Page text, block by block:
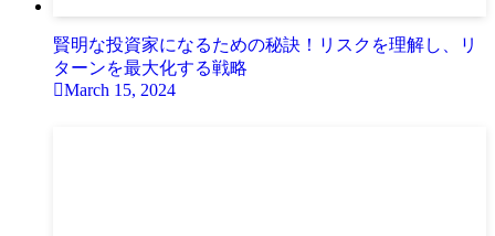
賢明な投資家になるための秘訣！リスクを理解し、リ
ターンを最大化する戦略
March 15, 2024